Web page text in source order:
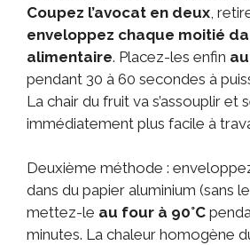
Coupez l’avocat en deux ,
enveloppez chaque moitié
alimentaire. Placez-les enfin
pendant 30 à 60 secondes à
La chair du fruit va s’assouplir et
immédiatement plus facile à
Deuxième méthode :
dans du papier aluminium (sans
mettez-le au four à 90°C
minutes. La chaleur homogène